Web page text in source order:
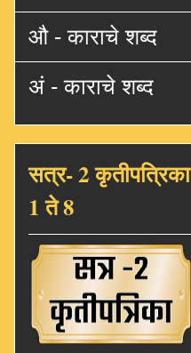
औ - काराचे शब्द
अं - काराचे शब्द
सत्र- 2 कृतीपत्रिका
1 ते 8